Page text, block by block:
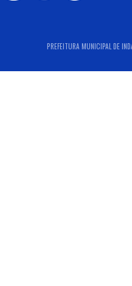
PREFEITURA MUNICIPAL DE